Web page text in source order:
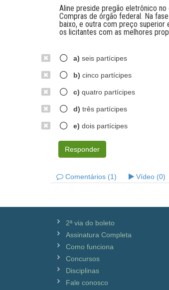
Aline preside pregão eletrônico
Compras de órgão federal. Na
baixo, e outra com preço
os licitantes com as melhores
a) seis partícipes
b) cinco partícipes
c) quatro partícipes
d) três partícipes
e) dois partícipes
Responder
Comentários (1) Vídeo (0)
2ª via do boleto
Assinatura Completa
Como funciona
Concursos
Disciplinas
Fale conosco